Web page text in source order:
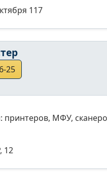
117
25
принтеров, МФУ,
12